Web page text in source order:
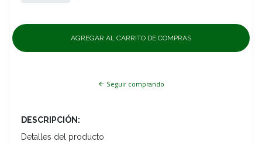
Seguir comprando
DESCRIPCIÓN:
Detalles del producto